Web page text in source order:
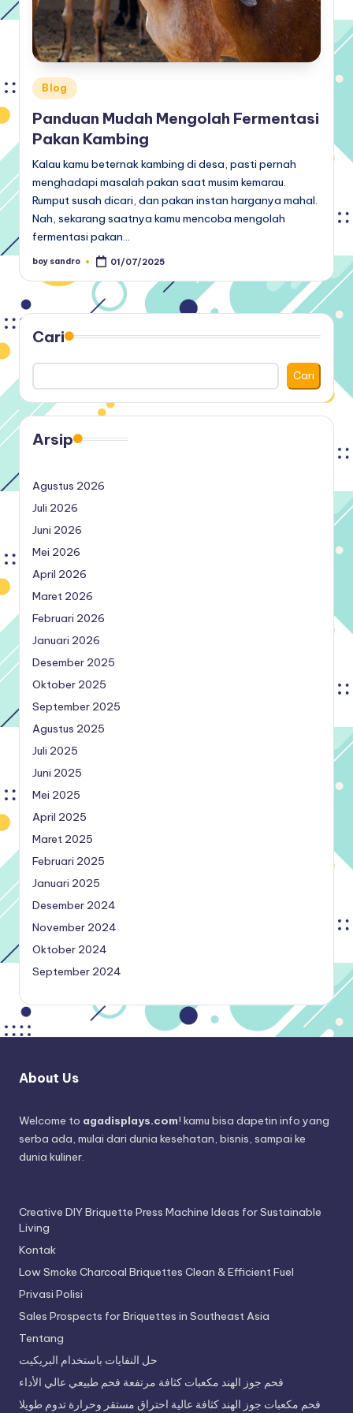
Posted
in
Blog
Panduan Mudah Mengolah Fermentasi
Pakan Kambing
Kalau kamu beternak kambing di desa, pasti pernah
menghadapi masalah pakan saat musim kemarau.
Rumput susah dicari, dan pakan instan harganya mahal.
Nah, sekarang saatnya kamu mencoba mengolah
fermentasi pakan…
Posted
boy sandro 01/07/2025
Cari
Cari
Arsip
Agustus 2026
Juli 2026
Juni 2026
Mei 2026
April 2026
Maret 2026
Februari 2026
Januari 2026
Desember 2025
Oktober 2025
September 2025
Agustus 2025
Juli 2025
Juni 2025
Mei 2025
April 2025
Maret 2025
Februari 2025
Januari 2025
Desember 2024
November 2024
Oktober 2024
September 2024
About Us
Welcome to agadisplays.com! kamu bisa dapetin info yang
serba ada, mulai dari dunia kesehatan, bisnis, sampai ke
dunia kuliner.
Creative DIY Briquette Press Machine Ideas for Sustainable
Living
Kontak
Low Smoke Charcoal Briquettes Clean & Efficient Fuel
Privasi Polisi
Sales Prospects for Briquettes in Southeast Asia
Tentang
حل النفايات باستخدام البريكيت
فحم جوز الهند مكعبات كثافة مرتفعة فحم طبيعي عالي الأداء
فحم مكعبات جوز الهند كثافة عالية احتراق مستقر وحرارة تدوم طويلا